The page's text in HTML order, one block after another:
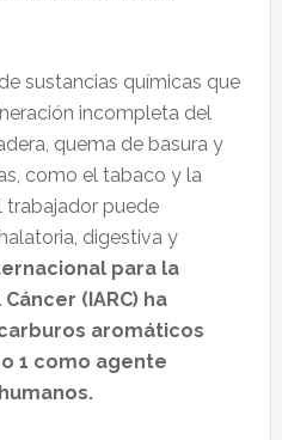
sustancias químicas que
incompleta del
quema de basura y
como el tabaco y la
trabajador puede
digestiva y
para la
(IARC) ha
aromáticos
1 como agente